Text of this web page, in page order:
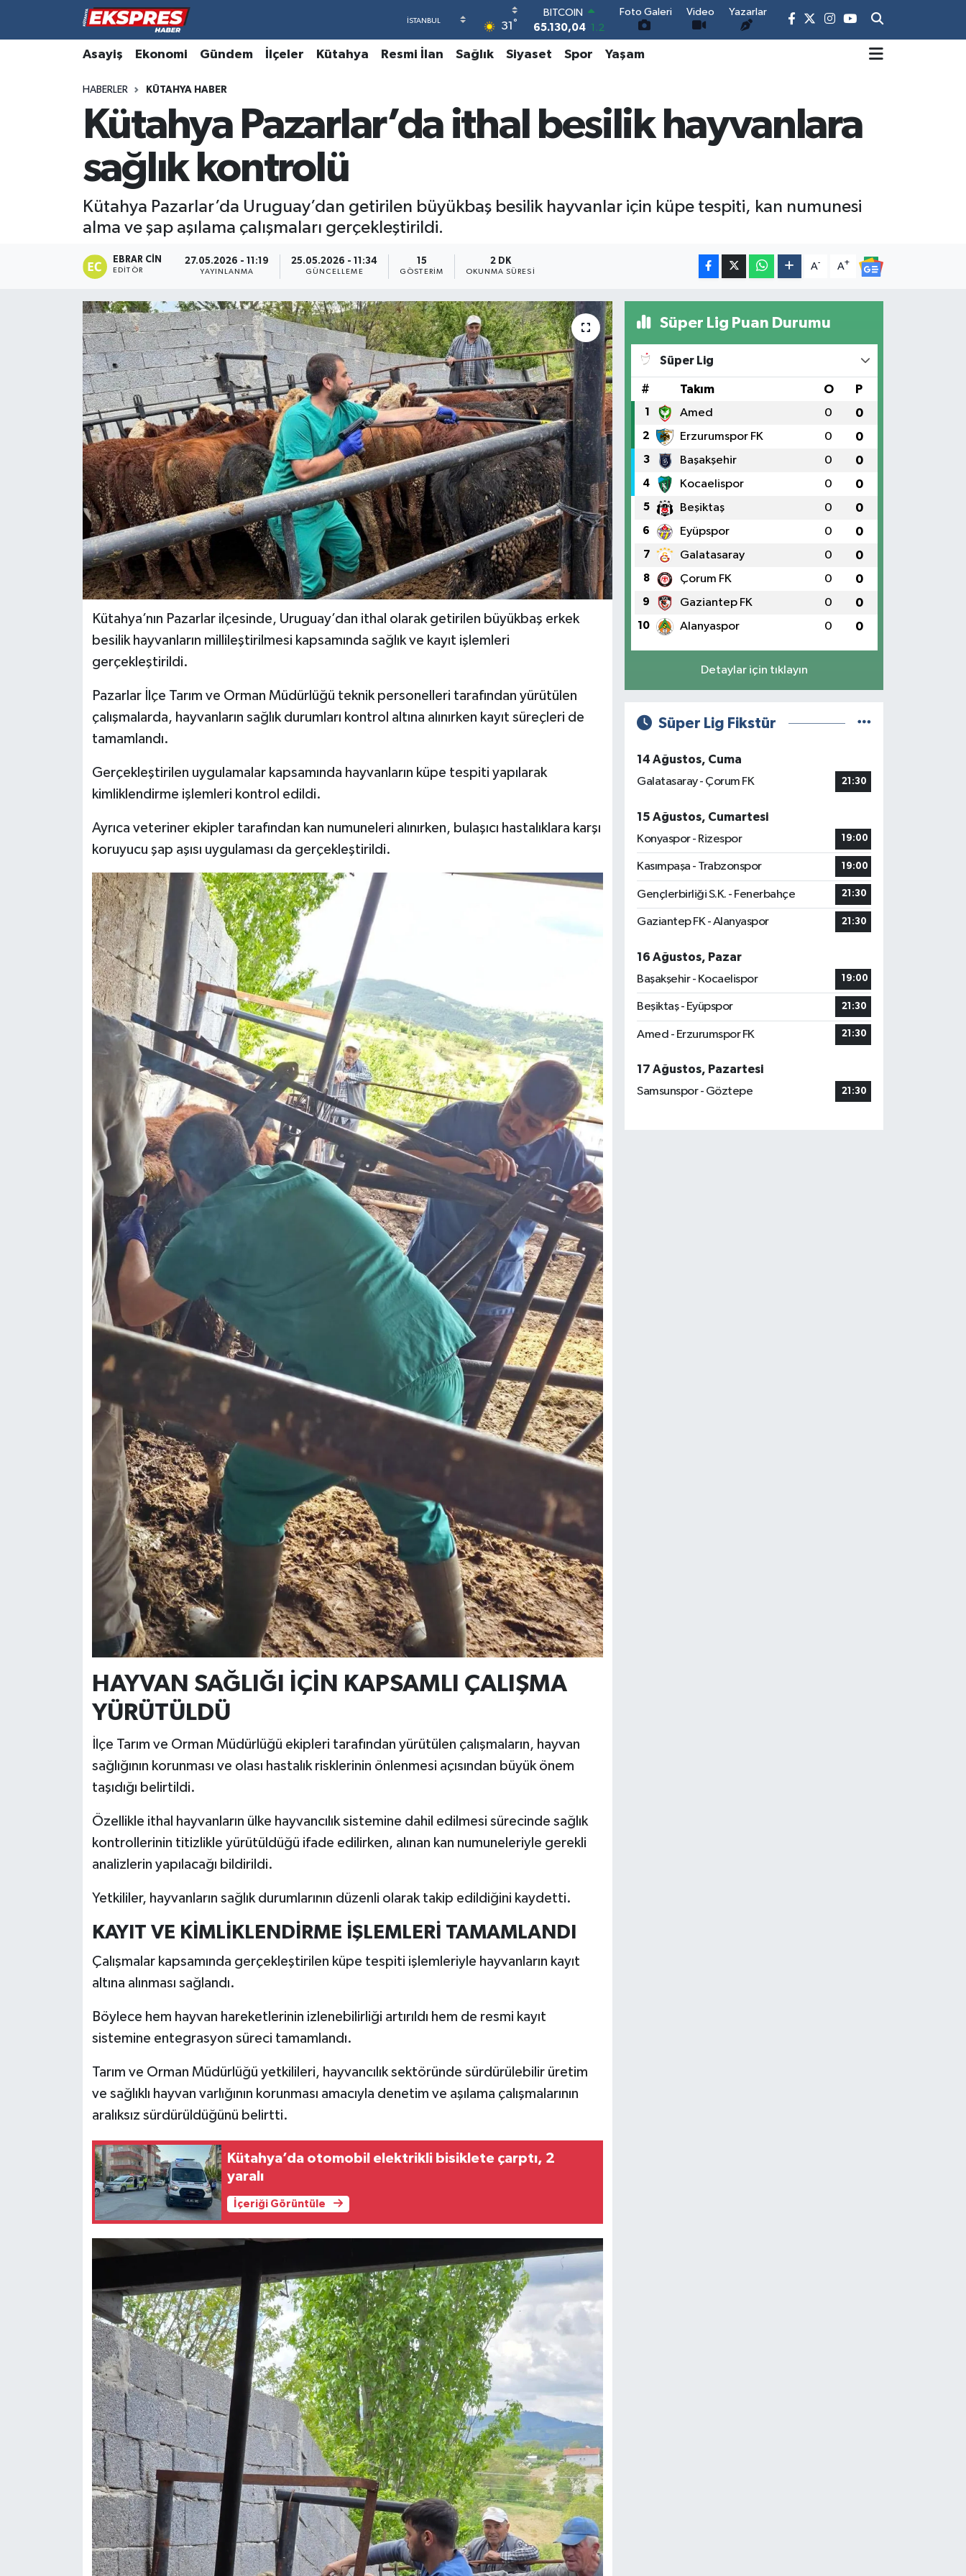
31 °
DOLAR
47,7106 0.17
EURO
55,1652 0.27
6618.49 2.12
BİST100
Foto Galeri Video Yazarlar
Asayiş Ekonomi Gündem İlçeler Kütahya Resmi İlan Sağlık Siyaset Spor Yaşam
HABERLER KÜTAHYA HABER
Kütahya Pazarlar’da ithal besilik hayvanlara
sağlık kontrolü
Kütahya Pazarlar’da Uruguay’dan getirilen büyükbaş besilik hayvanlar için küpe tespiti, kan numunesi
alma ve şap aşılama çalışmaları gerçekleştirildi.
EBRAR CIN
EDITÖR
27.05.2026 - 11:19
YAYINLANMA
25.05.2026 - 11:34
GÜNCELLEME
15
GÖSTERIM
2 DK
OKUNMA SÜRESI
A- A+
Kütahya’nın Pazarlar ilçesinde, Uruguay’dan ithal olarak getirilen büyükbaş erkek
besilik hayvanların millileştirilmesi kapsamında sağlık ve kayıt işlemleri
gerçekleştirildi.
Pazarlar İlçe Tarım ve Orman Müdürlüğü teknik personelleri tarafından yürütülen
çalışmalarda, hayvanların sağlık durumları kontrol altına alınırken kayıt süreçleri de
tamamlandı.
Gerçekleştirilen uygulamalar kapsamında hayvanların küpe tespiti yapılarak
kimliklendirme işlemleri kontrol edildi.
Ayrıca veteriner ekipler tarafından kan numuneleri alınırken, bulaşıcı hastalıklara karşı
koruyucu şap aşısı uygulaması da gerçekleştirildi.
HAYVAN SAĞLIĞI İÇİN KAPSAMLI ÇALIŞMA
YÜRÜTÜLDÜ
İlçe Tarım ve Orman Müdürlüğü ekipleri tarafından yürütülen çalışmaların, hayvan
sağlığının korunması ve olası hastalık risklerinin önlenmesi açısından büyük önem
taşıdığı belirtildi.
Özellikle ithal hayvanların ülke hayvancılık sistemine dahil edilmesi sürecinde sağlık
kontrollerinin titizlikle yürütüldüğü ifade edilirken, alınan kan numuneleriyle gerekli
analizlerin yapılacağı bildirildi.
Yetkililer, hayvanların sağlık durumlarının düzenli olarak takip edildiğini kaydetti.
KAYIT VE KİMLİKLENDİRME İŞLEMLERİ TAMAMLANDI
Çalışmalar kapsamında gerçekleştirilen küpe tespiti işlemleriyle hayvanların kayıt
altına alınması sağlandı.
Böylece hem hayvan hareketlerinin izlenebilirliği artırıldı hem de resmi kayıt
sistemine entegrasyon süreci tamamlandı.
Tarım ve Orman Müdürlüğü yetkilileri, hayvancılık sektöründe sürdürülebilir üretim
ve sağlıklı hayvan varlığının korunması amacıyla denetim ve aşılama çalışmalarının
aralıksız sürdürüldüğünü belirtti.
Kütahya’da otomobil elektrikli bisiklete çarptı, 2
yaralı
İçeriği Görüntüle
Süper Lig Puan Durumu
Süper Lig
# Takım O P
1 Amed 0 0
2 Erzurumspor FK 0 0
3 Başakşehir 0 0
4 Kocaelispor 0 0
5 Beşiktaş 0 0
6 Eyüpspor 0 0
7 Galatasaray 0 0
8 Çorum FK 0 0
9 Gaziantep FK 0 0
10 Alanyaspor 0 0
Detaylar için tıklayın
Süper Lig Fikstür
14 Ağustos, Cuma
Galatasaray - Çorum FK
21:30
15 Ağustos, Cumartesi
Konyaspor - Rizespor
19:00
Kasımpaşa - Trabzonspor 19:00
Gençlerbirliği S.K. - Fenerbahçe 21:30
Gaziantep FK - Alanyaspor 21:30
16 Ağustos, Pazar
Başakşehir - Kocaelispor
19:00
Beşiktaş - Eyüpspor 21:30
Amed - Erzurumspor FK 21:30
17 Ağustos, Pazartesi
Samsunspor - Göztepe
21:30
Altıntaş
Aslanapa
Biyografiler
Domaniç
Dumlupınar
Ekonomi
Foto Galeri
Köşe Yazıları
Resmi İlan
Rüya Tabirleri
Teknoloji
Video Galeri
Yemek Tarifleri
Hava Durumu
Trafik Durumu
Süper Lig Puan Durumu ve Fikstür
Tüm Manşetler
Son Dakika Haberleri